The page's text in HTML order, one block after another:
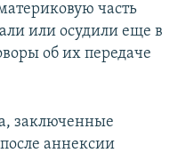
часть
или осудили еще в
об их передаче
заключенные
аннексии